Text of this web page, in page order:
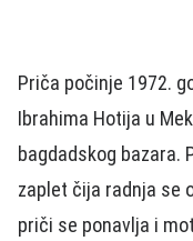
Priča počinje 1972.
Ibrahima Hotija u
bagdadskog bazara.
zaplet čija radnja se
priči se ponavlja i